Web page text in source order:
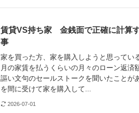
賃貸VS持ち家 金銭面で正確に計算
事
家を買った方、家を購入しようと思ってい
月の家賃を払うくらいの月々のローン返済
謳い文句のセールストークを聞いたことが
を間に受けて家を購入して...
2026-07-01